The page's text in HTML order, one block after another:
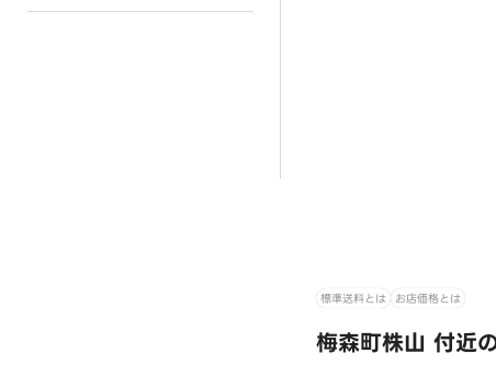
標準送料とは お店価格とは
梅森町株山 付近